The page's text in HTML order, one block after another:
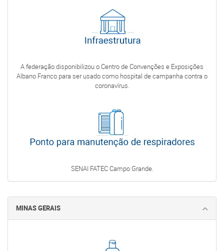
A federação disponibilizou o Centro de Convenções e Exposições
Albano Franco para ser usado como hospital de campanha contra o
coronavírus.
SENAI FATEC Campo Grande.
MINAS GERAIS